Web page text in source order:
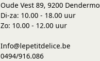
Oude Vest 89, 9200
Di-za: 10.00 - 18.00 uur
Zo: 10.00 - 12.00 uur
Info@lepetitdelice.be
0494/916.086